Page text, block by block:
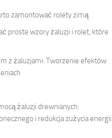
zamontować rolety zimą
proste wzory żaluzji i rolet, które
z żaluzjami: Tworzenie efektów
żaluzji drewnianych:
i redukcja zużycia energii